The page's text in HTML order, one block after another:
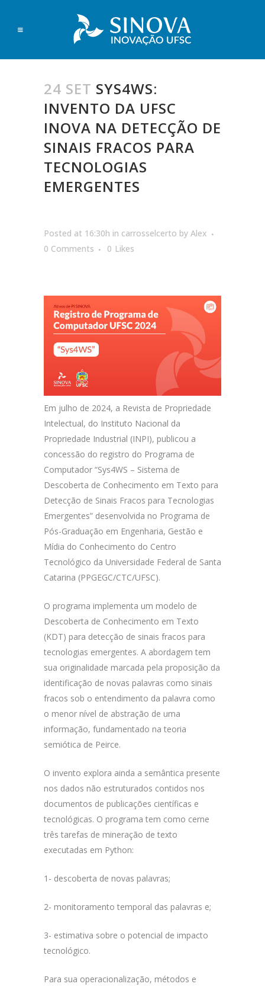
24 SET SYS4WS:
INVENTO DA UFSC
INOVA NA DETECÇÃO DE
SINAIS FRACOS PARA
TECNOLOGIAS
EMERGENTES
Posted at 16:30h in carrosselcerto by Alex
0 Comments
0 Likes
Em julho de 2024, a Revista de Propriedade
Intelectual, do Instituto Nacional da
Propriedade Industrial (INPI), publicou a
concessão do registro do Programa de
Computador “Sys4WS – Sistema de
Descoberta de Conhecimento em Texto para
Detecção de Sinais Fracos para Tecnologias
Emergentes” desenvolvida no Programa de
Pós-Graduação em Engenharia, Gestão e
Mídia do Conhecimento do Centro
Tecnológico da Universidade Federal de Santa
Catarina (PPGEGC/CTC/UFSC).
O programa implementa um modelo de
Descoberta de Conhecimento em Texto
(KDT) para detecção de sinais fracos para
tecnologias emergentes. A abordagem tem
sua originalidade marcada pela proposição da
identificação de novas palavras como sinais
fracos sob o entendimento da palavra como
o menor nível de abstração de uma
informação, fundamentado na teoria
semiótica de Peirce.
O invento explora ainda a semântica presente
nos dados não estruturados contidos nos
documentos de publicações científicas e
tecnológicas. O programa tem como cerne
três tarefas de mineração de texto
executadas em Python:
1- descoberta de novas palavras;
2- monitoramento temporal das palavras e;
3- estimativa sobre o potencial de impacto
tecnológico.
Para sua operacionalização, métodos e